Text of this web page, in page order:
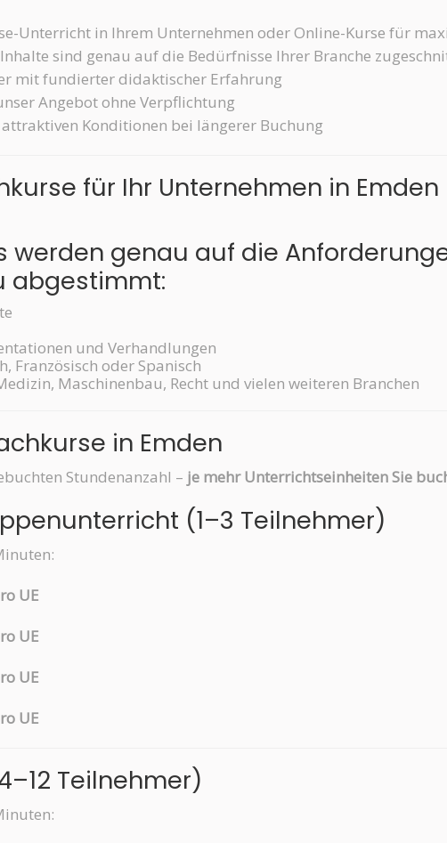
Unterricht in Ihrem Unternehmen oder Online-Kurse für
Inhalte sind genau auf die Bedürfnisse Ihrer Branche
mit fundierter didaktischer Erfahrung
Angebot ohne Verpflichtung
attraktiven Konditionen bei längerer Buchung
für Ihr Unternehmen in Emden
werden genau auf die
abgestimmt:
und Verhandlungen
Französisch oder Spanisch
Maschinenbau, Recht und vielen weiteren Branchen
in Emden
Stundenanzahl – je mehr Unterrichtseinheiten Sie
(1–3 Teilnehmer)
UE
UE
UE
UE
Teilnehmer)